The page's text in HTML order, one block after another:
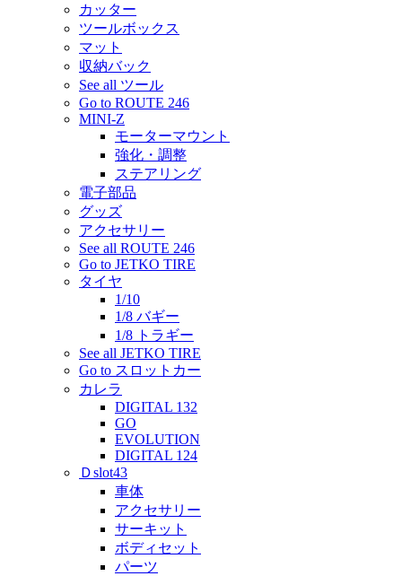
カッター
ツールボックス
マット
収納バック
See all ツール
Go to ROUTE 246
MINI-Z
モーターマウント
強化・調整
ステアリング
電子部品
グッズ
アクセサリー
See all ROUTE 246
Go to JETKO TIRE
タイヤ
1/10
1/8 バギー
1/8 トラギー
See all JETKO TIRE
Go to スロットカー
カレラ
DIGITAL 132
GO
EVOLUTION
DIGITAL 124
Ｄslot43
車体
アクセサリー
サーキット
ボディセット
パーツ